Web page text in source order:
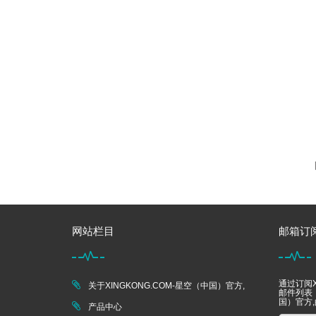
网站栏目
关于XINGKONG.COM-星空（中国）官方,
产品中心
邮箱订
通过订阅
邮件列表
国）官方